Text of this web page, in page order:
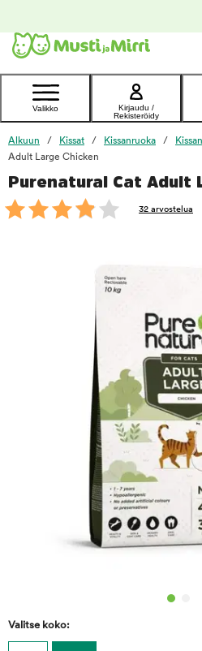
Ota yhteyttä
asiakaspalveluun
Valikko
Kirjaudu /
Rekisteröidy
Alkuun Kissat Kissanruoka
Adult Large Chicken
Purenatural Cat Adult
32 arvostelua
Valitse koko:
foo